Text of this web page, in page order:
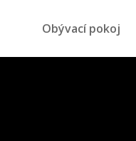
Obývací pokoj